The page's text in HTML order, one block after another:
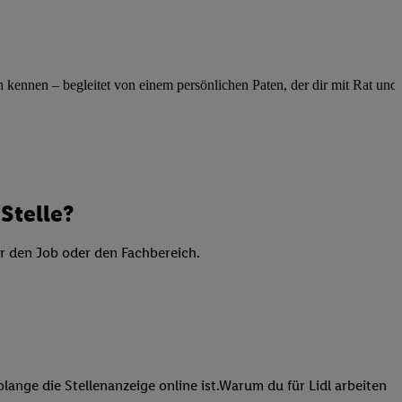
– begleitet von einem persönlichen Paten, der dir mit Rat und
Job oder den Fachbereich.
die Stellenanzeige online ist.Warum du für Lidl arbeiten
Quellen,
Analyse
Verwendung
von Profilen